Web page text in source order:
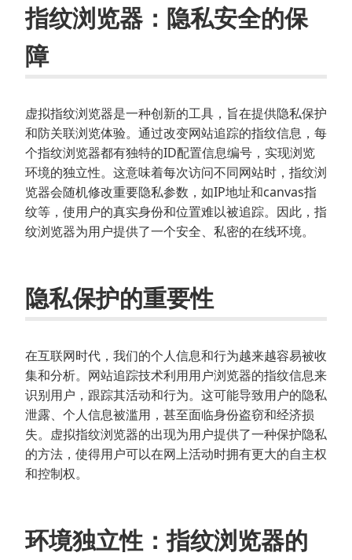
指纹浏览器：隐私安全的保
障
虚拟指纹浏览器是一种创新的工具，旨在提供隐私保护
和防关联浏览体验。通过改变网站追踪的指纹信息，每
个指纹浏览器都有独特的ID配置信息编号，实现浏览
环境的独立性。这意味着每次访问不同网站时，指纹浏
览器会随机修改重要隐私参数，如IP地址和canvas指
纹等，使用户的真实身份和位置难以被追踪。因此，指
纹浏览器为用户提供了一个安全、私密的在线环境。
隐私保护的重要性
在互联网时代，我们的个人信息和行为越来越容易被收
集和分析。网站追踪技术利用用户浏览器的指纹信息来
识别用户，跟踪其活动和行为。这可能导致用户的隐私
泄露、个人信息被滥用，甚至面临身份盗窃和经济损
失。虚拟指纹浏览器的出现为用户提供了一种保护隐私
的方法，使得用户可以在网上活动时拥有更大的自主权
和控制权。
环境独立性：指纹浏览器的